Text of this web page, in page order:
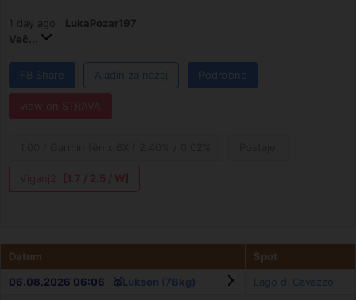
1 day ago LukaPozar197
Več...
FB Share Aladin za nazaj Podrobno
view on STRAVA
Viganj2 [1.7 / 2.5 / W]
Datum
Spot
06.08.2026 06:06 🥈Lukson (78kg)
Lago di Cavazzo